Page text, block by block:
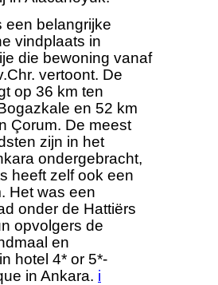
een belangrijke
vindplaats in
die bewoning vanaf
vertoont. De
op 36 km ten
en 52 km
Çorum. De meest
zijn in het
ondergebracht,
heeft zelf ook een
Het was een
onder de Hattiërs
opvolgers de
en
hotel 4* or 5*-
in Ankara. i